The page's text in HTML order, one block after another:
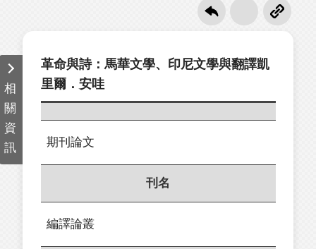
相
關
資
訊
革命與詩：馬華文學、印尼文學與翻譯凱
里爾．安哇
期刊論文
刊名
編譯論叢